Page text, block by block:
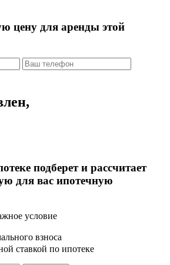
цену для аренды этой
подберет и рассчитает
для вас ипотечную
условие
взноса
ставкой по ипотеке